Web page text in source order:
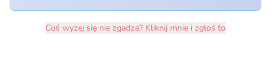
Coś wyżej się nie zgadza? Kliknij mnie i zgłoś to